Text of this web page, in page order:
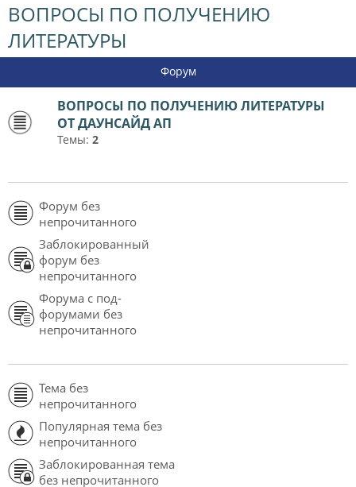
ВОПРОСЫ ПО ПОЛУЧЕНИЮ
ЛИТЕРАТУРЫ
Форум
ВОПРОСЫ ПО ПОЛУЧЕНИЮ ЛИТЕРАТУРЫ
ОТ ДАУНСАЙД АП
Темы: 2
Форум без
непрочитанного
Заблокированный
форум без
непрочитанного
Форума с под-
форумами без
непрочитанного
Тема без
непрочитанного
Популярная тема без
непрочитанного
Заблокированная тема
без непрочитанного